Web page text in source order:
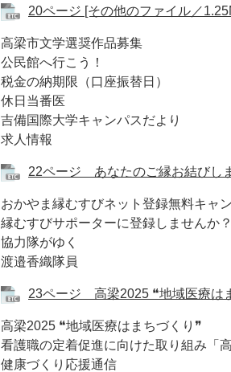
20ページ [その他のファイル／
高梁市文学選奨作品募集
公民館へ行こう！
税金の納期限（口座振替日）
休日当番医
吉備国際大学キャンパスだより
求人情報
22ページ あなたのご縁お結びし
おかやま縁むすびネット登録無料キャ
縁むすびサポーターに登録しませんか？
協力隊がゆく
渡邉香織隊員
23ページ 高梁2025 ❝地域医療は
高梁2025 ❝地域医療はまちづくり❞
看護職の定着促進に向けた取り組み「
健康づくり応援通信